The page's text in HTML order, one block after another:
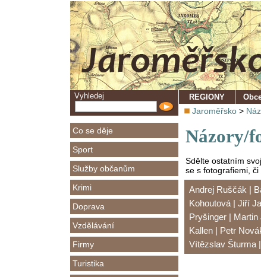
Vyhledej
Co se děje
Sport
Služby občanům
Krimi
Doprava
Vzdělávání
Firmy
Turistika
REGIONY
Jaroměřsko >
Názory/
Sdělte ostatním
se s fotografiemi, či
Andrej Ruščák |
Kohoutová | Jiří
Pryšinger | Martin
Kallen | Petr
Vítězslav Šturma |